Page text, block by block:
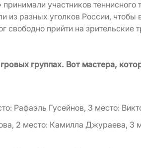
участников теннисного
из разных уголков России, чтобы
прийти на зрительские
группах. Вот мастера,
Рафаэль Гусейнов, 3 место:
2 место: Камилла Джураева, 3